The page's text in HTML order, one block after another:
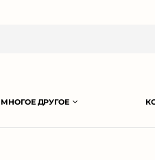
ДРУГОЕ